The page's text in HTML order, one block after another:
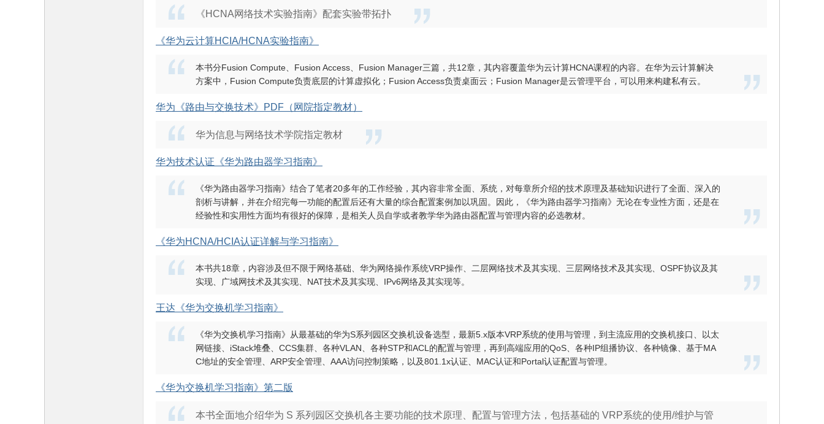
《HCNA网络技术实验指南》配套实验带拓扑
《华为云计算HCIA/HCNA实验指南》
本书分Fusion Compute、Fusion Access、Fusion Manager三篇，共12章，其内容覆盖华为云计算HCNA课程的内容。在华为云计算解决
方案中，Fusion Compute负责底层的计算虚拟化；Fusion Access负责桌面云；Fusion Manager是云管理平台，可以用来构建私有云。
华为《路由与交换技术》PDF（网院指定教材）
华为信息与网络技术学院指定教材
华为技术认证《华为路由器学习指南》
《华为路由器学习指南》结合了笔者20多年的工作经验，其内容非常全面、系统，对每章所介绍的技术原理及基础知识进行了全面、深入的
剖析与讲解，并在介绍完每一功能的配置后还有大量的综合配置案例加以巩固。因此，《华为路由器学习指南》无论在专业性方面，还是在
经验性和实用性方面均有很好的保障，是相关人员自学或者教学华为路由器配置与管理内容的必选教材。
《华为HCNA/HCIA认证详解与学习指南》
本书共18章，内容涉及但不限于网络基础、华为网络操作系统VRP操作、二层网络技术及其实现、三层网络技术及其实现、OSPF协议及其
实现、广域网技术及其实现、NAT技术及其实现、IPv6网络及其实现等。
王达《华为交换机学习指南》
《华为交换机学习指南》从最基础的华为S系列园区交换机设备选型，最新5.x版本VRP系统的使用与管理，到主流应用的交换机接口、以太
网链接、iStack堆叠、CCS集群、各种VLAN、各种STP和ACL的配置与管理，再到高端应用的QoS、各种IP组播协议、各种镜像、基于MA
C地址的安全管理、ARP安全管理、AAA访问控制策略，以及801.1x认证、MAC认证和Portal认证配置与管理。
《华为交换机学习指南》第二版
本书全面地介绍华为 S 系列园区交换机各主要功能的技术原理、配置与管理方法，包括基础的 VRP系统的使用/维护与管